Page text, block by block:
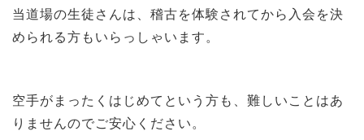
当道場の生徒さんは、稽古を体験されてから入会を決
められる方もいらっしゃいます。
空手がまったくはじめてという方も、難しいことはあ
りませんのでご安心ください。